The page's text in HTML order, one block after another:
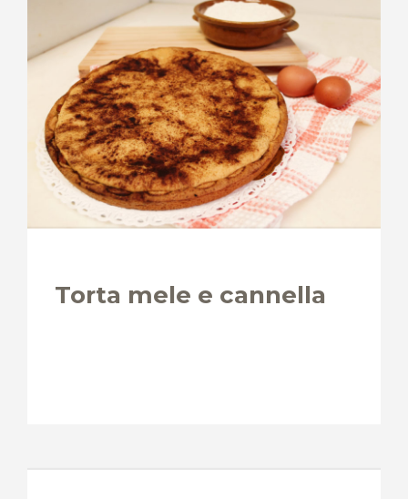
Torta mele e cannella